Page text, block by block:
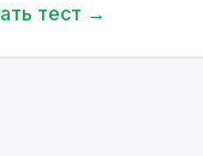
тест →